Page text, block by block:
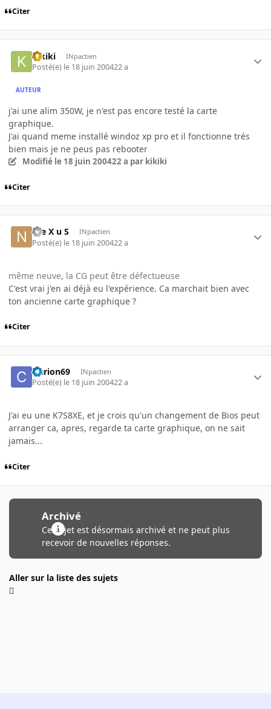
Citer
kikiki INpactien
Posté(e) le 18 juin 200422 a
AUTEUR
j'ai une alim 350W, je n'est pas encore testé la carte
graphique.
J'ai quand meme installé windoz xp pro et il fonctionne trés
bien mais je ne peus pas rebooter
Modifié le 18 juin 200422 a par kikiki
Citer
N e X u S INpactien
Posté(e) le 18 juin 200422 a
même neuve, la CG peut être défectueuse
C'est vrai j'en ai déjà eu l'expérience. Ca marchait bien avec
ton ancienne carte graphique ?
Citer
clarion69 INpactien
Posté(e) le 18 juin 200422 a
J'ai eu une K7S8XE, et je crois qu'un changement de Bios peut
arranger ca, apres, regarde ta carte graphique, on ne sait
jamais...
Citer
Archivé
Ce sujet est désormais archivé et ne peut plus
recevoir de nouvelles réponses.
Aller sur la liste des sujets